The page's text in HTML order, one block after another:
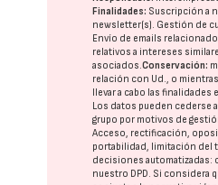
Finalidades: Suscripción a
newsletter(s). Gestión de
Envío de emails
relativos a intereses
asociados.Conservación:
relación con Ud., o
llevar a cabo las
Los datos pueden cederse
grupo por motivos de
Acceso, rectificación,
portabilidad, limitación del
decisiones automatizadas:
nuestro DPD. Si considera